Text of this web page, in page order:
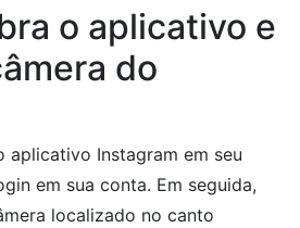
o aplicativo e
do
aplicativo Instagram em seu
em sua conta. Em seguida,
localizado no canto